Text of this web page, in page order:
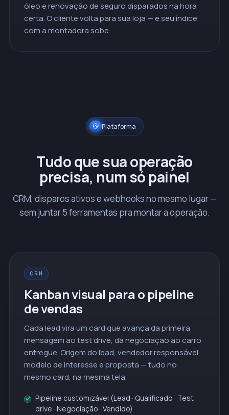
óleo e renovação de seguro disparados na hora
certa. O cliente volta para sua loja — e seu índice
com a montadora sobe.
Plataforma
Tudo que sua operação
precisa, num só painel
CRM, disparos ativos e webhooks no mesmo lugar —
sem juntar 5 ferramentas pra montar a operação.
CRM
Kanban visual para o pipeline
de vendas
Cada lead vira um card que avança da primeira
mensagem ao test drive, da negociação ao carro
entregue. Origem do lead, vendedor responsável,
modelo de interesse e proposta — tudo no
mesmo card, na mesma tela.
Pipeline customizável (Lead · Qualificado · Test
drive · Negociação · Vendido)